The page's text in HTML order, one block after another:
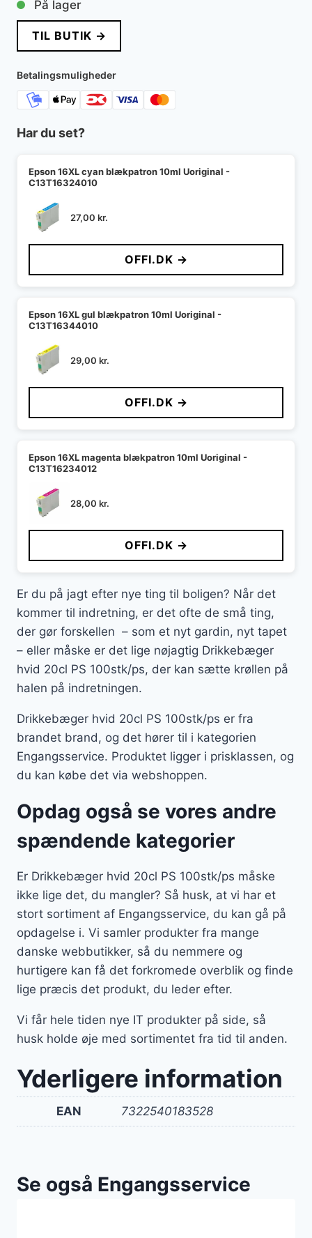
På lager
TIL BUTIK →
Betalingsmuligheder
Har du set?
Epson 16XL cyan blækpatron 10ml Uoriginal -
C13T16324010
27,00 kr.
OFFI.DK →
Epson 16XL gul blækpatron 10ml Uoriginal -
C13T16344010
29,00 kr.
OFFI.DK →
Epson 16XL magenta blækpatron 10ml Uoriginal -
C13T16234012
28,00 kr.
OFFI.DK →
Er du på jagt efter nye ting til boligen? Når det
kommer til indretning, er det ofte de små ting,
der gør forskellen – som et nyt gardin, nyt tapet
– eller måske er det lige nøjagtig Drikkebæger
hvid 20cl PS 100stk/ps, der kan sætte krøllen på
halen på indretningen.
Drikkebæger hvid 20cl PS 100stk/ps er fra
brandet brand, og det hører til i kategorien
Engangsservice. Produktet ligger i prisklassen, og
du kan købe det via webshoppen.
Opdag også se vores andre
spændende kategorier
Er Drikkebæger hvid 20cl PS 100stk/ps måske
ikke lige det, du mangler? Så husk, at vi har et
stort sortiment af Engangsservice, du kan gå på
opdagelse i. Vi samler produkter fra mange
danske webbutikker, så du nemmere og
hurtigere kan få det forkromede overblik og finde
lige præcis det produkt, du leder efter.
Vi får hele tiden nye IT produkter på side, så
husk holde øje med sortimentet fra tid til anden.
Yderligere information
EAN 7322540183528
Se også Engangsservice